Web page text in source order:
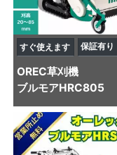
すぐ使えます 保証有り
OREC草刈機
ブルモアHRC805